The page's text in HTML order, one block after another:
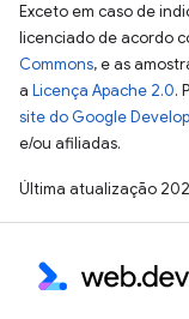
Exceto em caso de
licenciado de acordo
Commons, e as
a Licença Apache 2.0.
site do Google
e/ou afiliadas.
Última atualização